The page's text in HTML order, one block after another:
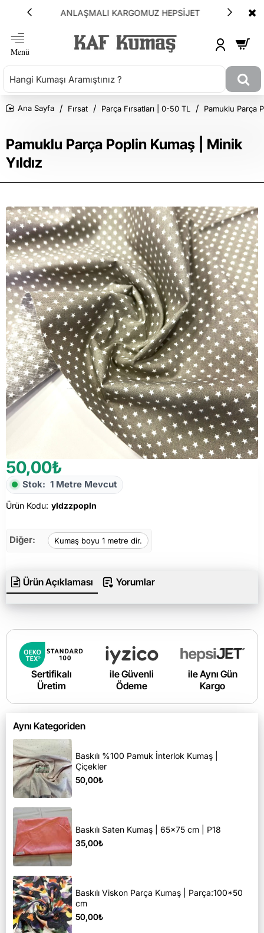
ANLAŞMALI KARGOMUZ HEPSİJET
Pamuklu Parça Poplin Kumaş | Minik
Yıldız
Fırsat Parça Fırsatları | 0-50 TL Pamuklu Parça
50,00₺
Stok: 1 Metre Mevcut
Ürün Kodu: yldzzpopln
Diğer: Kumaş boyu 1 metre dir.
Ürün Açıklaması Yorumlar
Sertifikalı
Üretim
ile Güvenli
Ödeme
ile Aynı Gün
Kargo
Aynı Kategoriden
Baskılı %100 Pamuk İnterlok Kumaş |
Çiçekler
50,00₺
Baskılı Saten Kumaş | 65x75 cm | P18
35,00₺
Baskılı Viskon Parça Kumaş | Parça:100*50
cm
50,00₺